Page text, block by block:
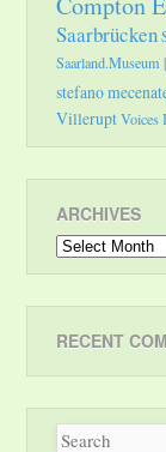
Saarbrücken
Saarland.Museum
stefano
VilleruptVoices
ARCHIVES
Archives
RECENT